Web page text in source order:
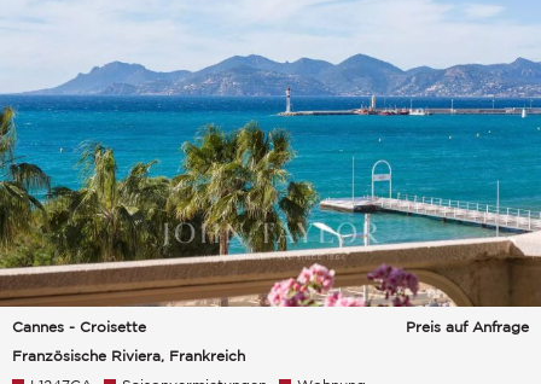
Cannes - Croisette
Französische Riviera, Frankreich
Preis auf Anfrage